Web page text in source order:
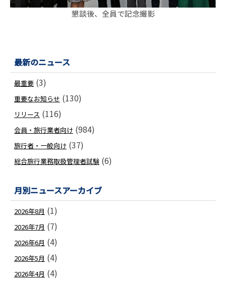
懇談後、全員で記念撮影
最新のニュース
最重要 (3)
重要なお知らせ (130)
リリース (116)
会員・旅行業者向け (984)
旅行者・一般向け (37)
総合旅行業務取扱管理者試験 (6)
月別ニュースアーカイブ
2026年8月 (1)
2026年7月 (7)
2026年6月 (4)
2026年5月 (4)
2026年4月 (4)